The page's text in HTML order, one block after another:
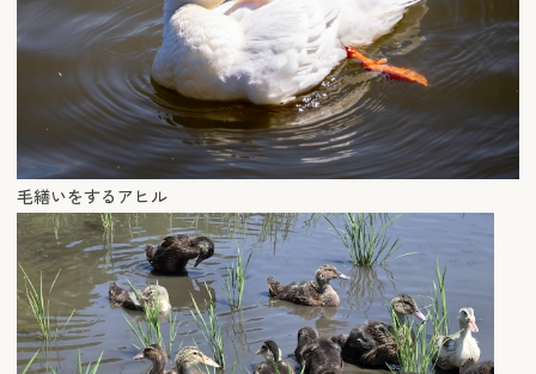
毛繕いをするアヒル